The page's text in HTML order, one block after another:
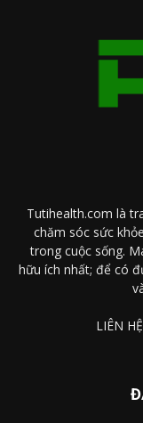
Tutihealth.com là
chăm sóc sức
trong cuộc sống.
hữu ích nhất; để có
LIÊN